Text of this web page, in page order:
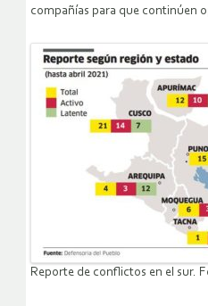
compañías para que continúen
Reporte de conflictos en el sur.